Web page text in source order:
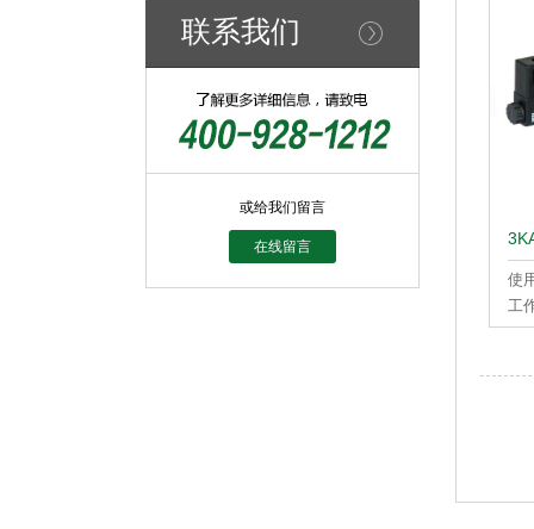
联系我们
或给我们留言
在线留言
使
工
最